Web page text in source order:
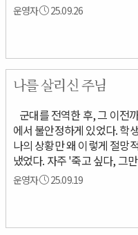
운영자 25.09.26
나를 살리신 주님
군대를 전역한 후, 그 이전
에서 불안정하게 있었다. 학
나의 상황만 왜 이렇게 절망
냈었다. 자주 '죽고 싶다, 그
운영자 25.09.19